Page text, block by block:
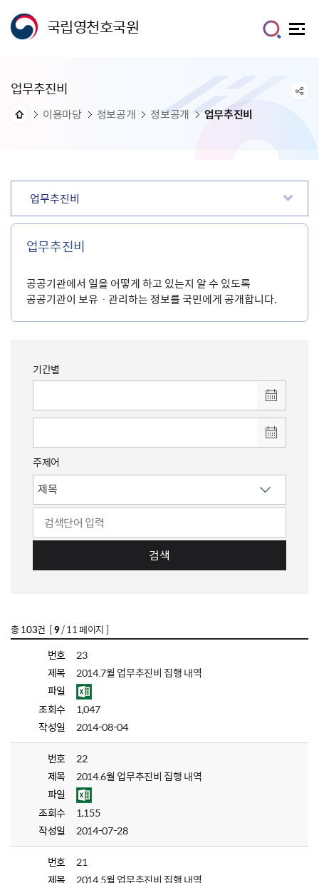
국립영천호국원
업무추진비
이용마당 정보공개 정보공개 업무추진비
업무추진비
업무추진비
공공기관에서 일을 어떻게 하고 있는지 알 수 있도록
공공기관이 보유ㆍ관리하는 정보를 국민에게 공개합니다.
기간별
주제어
검색
총103건 [9/ 11 페이지 ]
번호
23
제목
2014.7월 업무추진비 집행 내역
파일
조회수
1,047
작성일
2014-08-04
번호
22
제목
2014.6월 업무추진비 집행 내역
파일
조회수
1,155
작성일
2014-07-28
번호
21
제목
2014.5월 업무추진비 집행 내역